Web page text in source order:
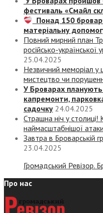
фестиваль «Смайл
Понад 150
матеріальну
Повний мирний план
російсько-
25.04.2025
Незвичний меморіал у
мистецтво чи
У Броварах планують
капремонти,
садочку 24.04.2025
Страшна ніч у столиці!
наймасштабнішої
Завтра в Броварській
23.04.2025
Громадський Ревізор.
Про нас